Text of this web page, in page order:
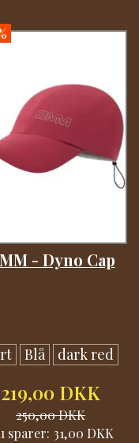
- Dyno Cap
Blå dark red
219,00 DKK
250,00 DKK
sparer: 31,00 DKK